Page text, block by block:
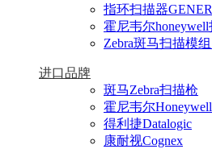
指环扫描器
霍尼韦尔
Zebra斑马扫描模
进口品牌
斑马Zebra扫描枪
霍尼韦尔Honeywell
得利捷Datalogic
康耐视Cognex